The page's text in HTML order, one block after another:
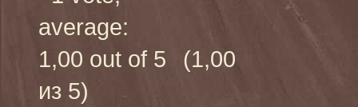
(1,00
из 5)